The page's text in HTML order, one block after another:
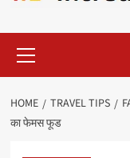
HOME TRAVEL TIPS
का फेमस फूड